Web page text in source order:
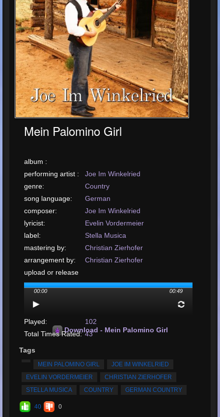
Mein Palomino Girl
album :
performing artist :
Joe Im Winkelried
genre:
Country
song language:
German
composer:
Joe Im Winkelried
lyricist:
Evelin Vordermeier
label:
Stella Musica
mastering by:
Christian Zierhofer
arrangement by:
Christian Zierhofer
upload or release
date:
September, 2022
Total Times
Played:
102
Total Times Rated: 43
00:00 00:49
Download - Mein Palomino Girl
Tags
MEIN PALOMINO GIRL
JOE IM WINKELRIED
EVELIN VORDERMEIER
CHRISTIAN ZIERHOFER
STELLA MUSICA
COUNTRY GERMAN COUNTRY
40 0